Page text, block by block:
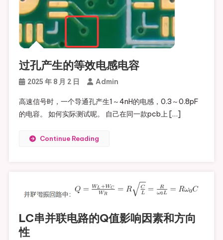
过孔产生的等效电感电容
2025 年 8 月 2 日 Admin
高速信号时，一个导通孔产生1～4nH的电感，0.3～0.8pF
的电容。 如何实际测试呢。 自己在同一款pcb上 […]
Continue Reading
LC串并联电路的Q值影响因素和方向
性